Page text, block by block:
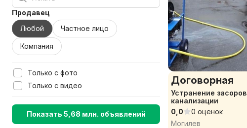
Продавец
Любой
Частное лицо
Компания
Только с фото
Только с видео
Показать 5,68 млн. объявлений
Договорная
Устранение засоров
канализации
0,0
0 оценок
Могилев